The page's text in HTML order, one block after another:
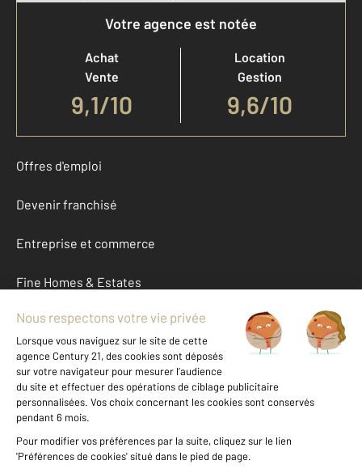
Votre agence est notée
Achat
Vente
9,1/10
Location
Gestion
9,6/10
Offres d'emploi
Devenir franchisé
Entreprise et commerce
Fine Homes & Estates
À propos
International
Nous contacter